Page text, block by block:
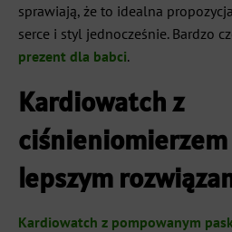
sprawiają, że to idealna
serce i styl jednocześnie. Bardzo
prezent dla babci.
Kardiowatch z
lepszym
Kardiowatch z pompowanym